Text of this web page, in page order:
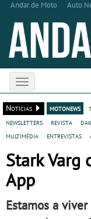
Andar de Moto Auto
Toggle
navigation
Notícias
motonews
newsletters
revista
multimédia
entrevistas
Stark Varg
App
Estamos a